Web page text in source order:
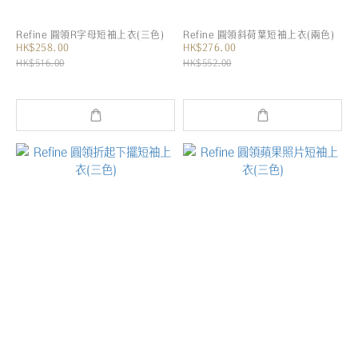
Refine 圓領R字母短袖上衣(三色)
HK$258.00
HK$516.00
Refine 圓領斜荷葉短袖上衣(兩色)
HK$276.00
HK$552.00